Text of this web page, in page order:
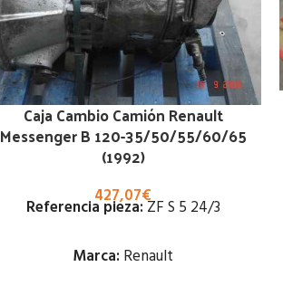
Caja Cambio Camión Renault
Messenger B 120-35/50/55/60/65
(1992)
427,07€
Referencia pieza:ZF S 5 24/3
Marca: Renault